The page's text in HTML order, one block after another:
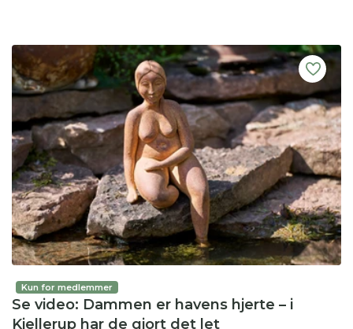
Kun for medlemmer
Se video: Dammen er havens hjerte – i
Kjellerup har de gjort det let